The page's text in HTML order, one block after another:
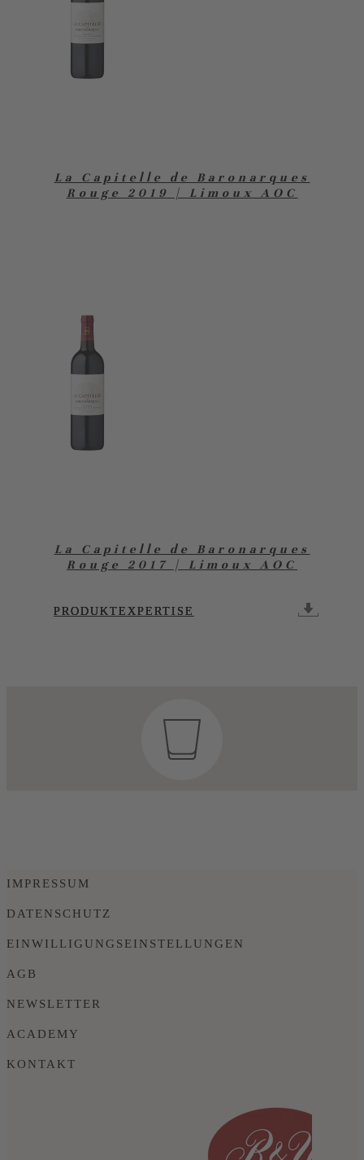
PRODUKTEXPERTISE
PRODUKTEXPERTISE
La Capitelle de Baronarques
Rouge 2019 | Limoux AOC
PRODUKTEXPERTISE
La Capitelle de Baronarques
Rouge 2017 | Limoux AOC
PRODUKTEXPERTISE
IMPRESSUM
DATENSCHUTZ
EINWILLIGUNGSEINSTELLUNGEN
AGB
NEWSLETTER
ACADEMY
KONTAKT